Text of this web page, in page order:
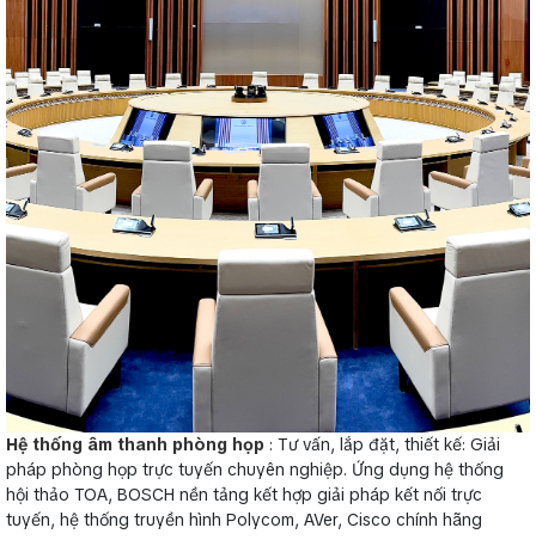
Hệ thống âm thanh phòng họp : Tư vấn, lắp đặt, thiết kế: Giải
pháp phòng họp trực tuyến chuyên nghiệp. Ứng dụng hệ thống
hội thảo TOA, BOSCH nền tảng kết hợp giải pháp kết nối trực
tuyến, hệ thống truyền hình Polycom, AVer, Cisco chính hãng